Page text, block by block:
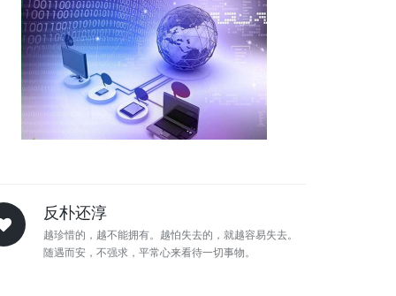
反朴还淳
越珍惜的，越不能拥有。越怕失去的，就越容易失去。
随遇而安，不强求，平常心来看待一切事物。